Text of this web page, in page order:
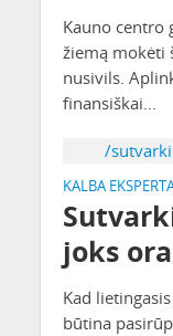
Kauno centro
žiemą mokėti
nusivils.
finansiškai...
/
KALBA
joks
Kad
būtina